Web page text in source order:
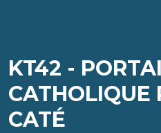
KT42 -
CATHOLIQUE
CATÉ